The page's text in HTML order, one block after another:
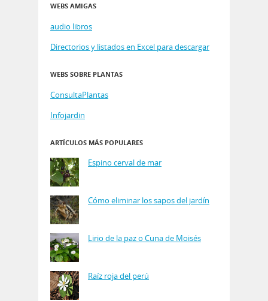
WEBS AMIGAS
audio libros
Directorios y listados en Excel para descargar
WEBS SOBRE PLANTAS
ConsultaPlantas
Infojardin
ARTÍCULOS MÁS POPULARES
Espino cerval de mar
Cómo eliminar los sapos del jardín
Lirio de la paz o Cuna de Moisés
Raíz roja del perú